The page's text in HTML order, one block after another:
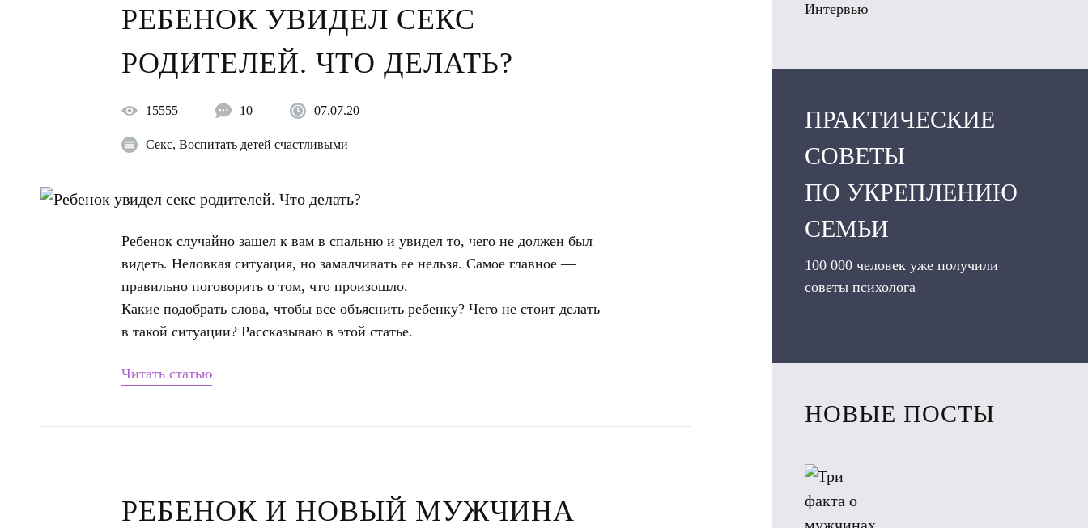
РЕБЕНОК УВИДЕЛ СЕКС
РОДИТЕЛЕЙ. ЧТО ДЕЛАТЬ?
15555 10 07.07.20
Секс, Воспитать детей счастливыми
Ребенок случайно зашел к вам в спальню и увидел то, чего не должен был
видеть. Неловкая ситуация, но замалчивать ее нельзя. Самое главное —
правильно поговорить о том, что произошло.
Какие подобрать слова, чтобы все объяснить ребенку? Чего не стоит делать
в такой ситуации? Рассказываю в этой статье.
Читать статью
РЕБЕНОК И НОВЫЙ МУЖЧИНА
Интервью
ПРАКТИЧЕСКИЕ
СОВЕТЫ
ПО УКРЕПЛЕНИЮ
СЕМЬИ
100 000 человек уже получили
советы психолога
НОВЫЕ ПОСТЫ